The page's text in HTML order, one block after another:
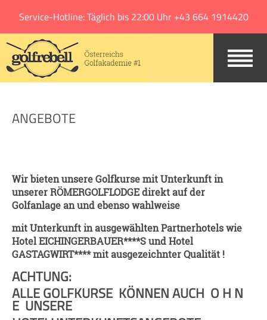
Service-Hotline: Täglich bis 22:00 Uhr +43 664 1914420
ANGEBOTE
Wir bieten unsere Golfkurse mit Unterkunft in
unserer RÖMERGOLFLODGE direkt auf der
Golfanlage an und ebenso wahlweise
mit Unterkunft in ausgewählten Partnerhotels wie
Hotel EICHINGERBAUER****S und Hotel
GASTAGWIRT**** mit ausgezeichnter Qualität !
ACHTUNG:
ALLE GOLFKURSE KÖNNEN AUCH O H N
E UNSERE